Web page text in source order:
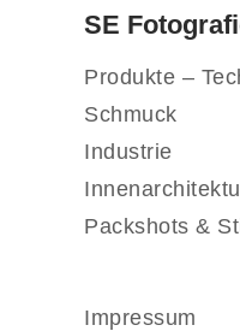
SE
Produkte –
Schmuck
Industrie
Packshots &
Impressum